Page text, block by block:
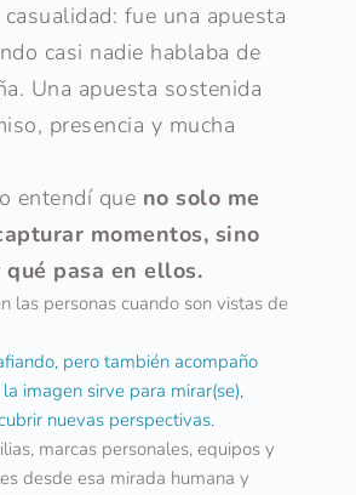
fue una apuesta
casi nadie hablaba de
Una apuesta sostenida
presencia y mucha
entendí que no solo me
momentos, sino
pasa en ellos.
las personas cuando son vistas de
pero también acompaño
imagen sirve para mirar(se),
nuevas perspectivas.
marcas personales, equipos y
desde esa mirada humana y